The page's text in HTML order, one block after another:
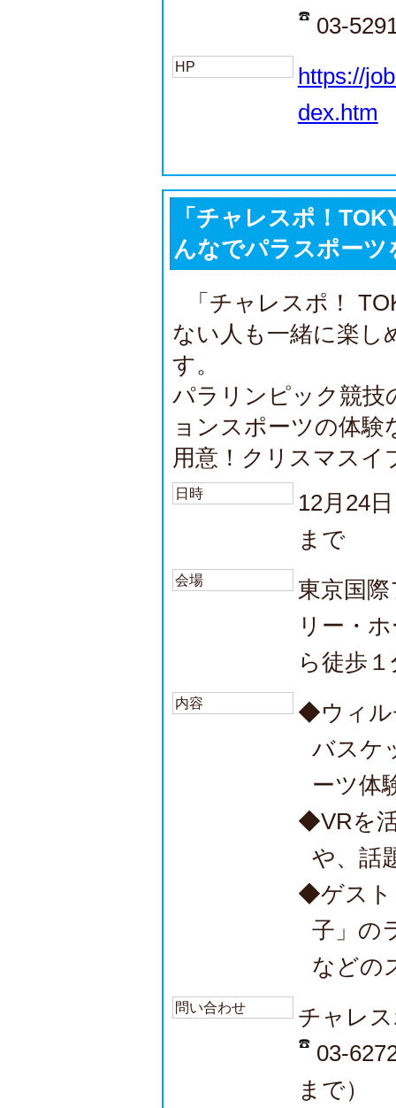
03-
HP
https://
dex.htm
「チャレスポ！
んなでパラスポーツ
「チャレスポ！
ない人も一緒に楽し
す。
パラリンピック競技
ョンスポーツの体
用意！クリスマスイ
日時
12月24
まで
会場
東京国
リー・
ら徒歩
内容
◆ウィル
バスケ
ーツ体
◆VRを
や、話
◆ゲスト
子」の
などの
問い合わせ
チャレ
03-
まで）